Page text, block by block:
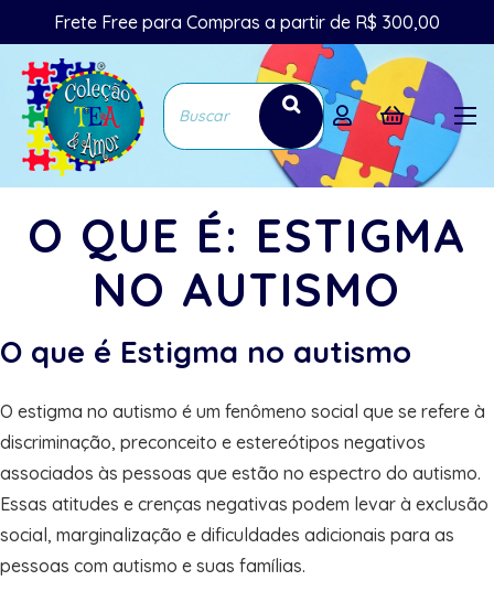
Frete Free para Compras a partir de R$ 300,00
O QUE É: ESTIGMA
NO AUTISMO
O que é Estigma no autismo
O estigma no autismo é um fenômeno social que se refere à
discriminação, preconceito e estereótipos negativos
associados às pessoas que estão no espectro do autismo.
Essas atitudes e crenças negativas podem levar à exclusão
social, marginalização e dificuldades adicionais para as
pessoas com autismo e suas famílias.